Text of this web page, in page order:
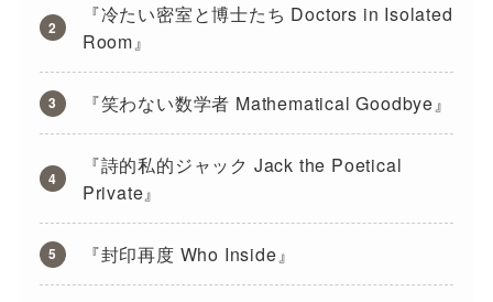
『冷たい密室と博士たち Doctors in Isolated
Room』
『笑わない数学者 Mathematical Goodbye』
『詩的私的ジャック Jack the Poetical
Private』
『封印再度 Who Inside』